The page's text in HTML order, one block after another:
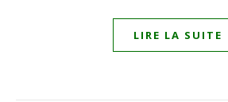
LIRE LA SUITE